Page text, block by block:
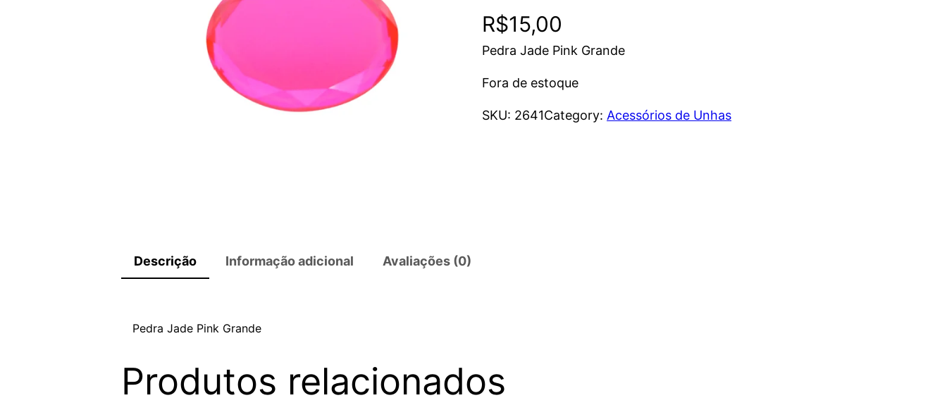
R$15,00
Pedra Jade Pink Grande
Fora de estoque
SKU: 2641Category: Acessórios de Unhas
Descrição Informação adicional Avaliações (0)
Pedra Jade Pink Grande
Produtos relacionados